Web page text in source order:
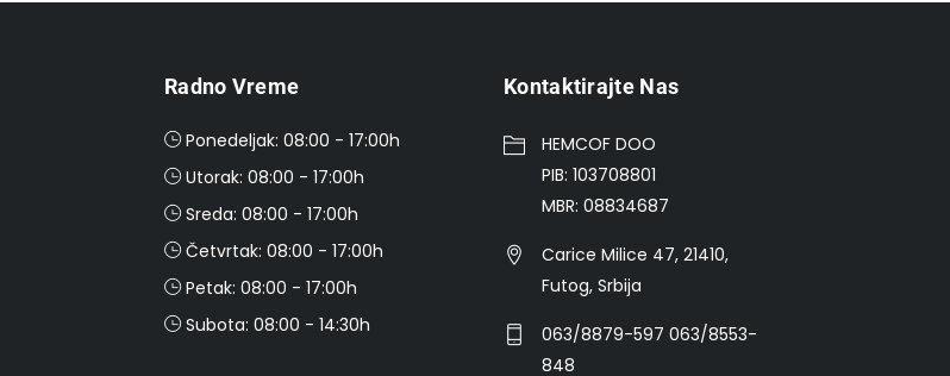
Radno Vreme
Ponedeljak: 08:00 - 17:00h
Utorak: 08:00 - 17:00h
Sreda: 08:00 - 17:00h
Četvrtak: 08:00 - 17:00h
Petak: 08:00 - 17:00h
Subota: 08:00 - 14:30h
Kontaktirajte Nas
HEMCOF DOO
PIB: 103708801
MBR: 08834687
Carice Milice 47, 21410,
Futog, Srbija
063/8879-597 063/8553-
848